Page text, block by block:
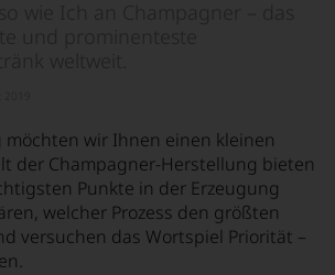
möchten wir Ihnen einen kleinen
der Champagner-Herstellung bieten
Punkte in der Erzeugung
welcher Prozess den größten
versuchen das Wortspiel Priorität –